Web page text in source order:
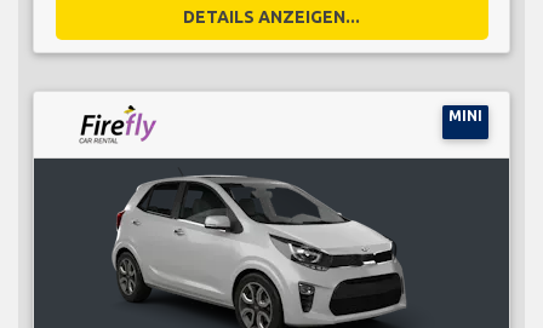
DETAILS ANZEIGEN...
MINI